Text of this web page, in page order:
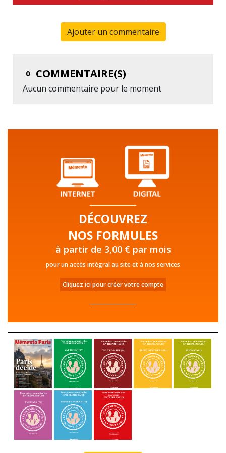
Ajouter un commentaire
0 COMMENTAIRE(S)
Aucun commentaire pour le moment
DÉCOUVREZ
NOS FORMULES
à partir de 3,00 € par mois
pour un accès intégral au site et à nos services
Cliquez ici pour créer votre compte